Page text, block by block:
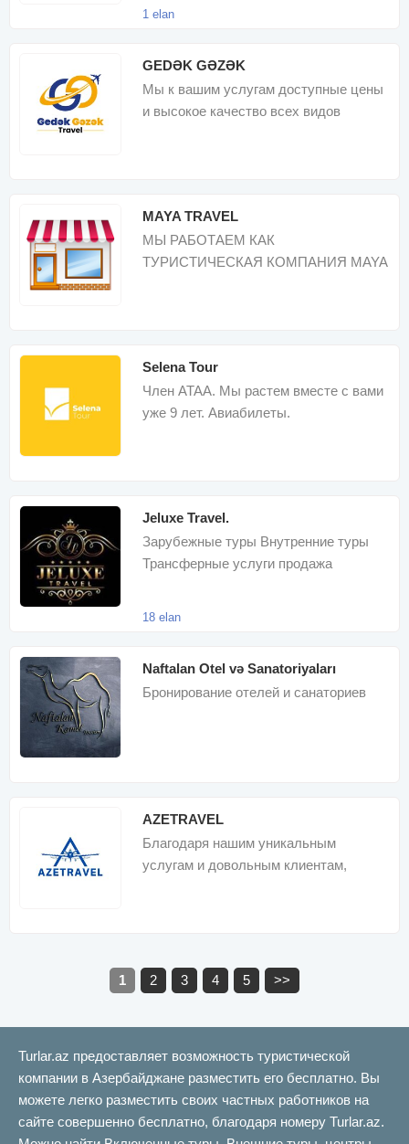
1 elan
GEDƏK GƏZƏK
Мы к вашим услугам доступные цены
и высокое качество всех видов
MAYA TRAVEL
МЫ РАБОТАЕМ КАК
ТУРИСТИЧЕСКАЯ КОМПАНИЯ MAYA
Selena Tour
Член ATAA. Мы растем вместе с вами
уже 9 лет. Авиабилеты.
Jeluxe Travel.
Зарубежные туры Внутренние туры
Трансферные услуги продажа
18 elan
Naftalan Otel və Sanatoriyaları
Бронирование отелей и санаториев
AZETRAVEL
Благодаря нашим уникальным
услугам и довольным клиентам,
1 2 3 4 5 >>
Turlar.az предоставляет возможность туристической
компании в Азербайджане разместить его бесплатно. Вы
можете легко разместить своих частных работников на
сайте совершенно бесплатно, благодаря номеру Turlar.az.